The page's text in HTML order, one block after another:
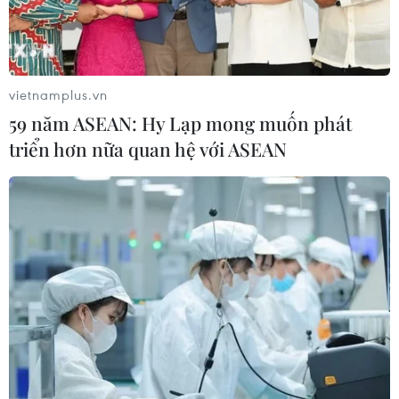
Việt Nam giành 6 huy
chương Olympic Toán học Quốc tế
12/07/2023 03:16
Việc Đội tuyển Quốc gia Việt Nam xuất sắc đứng thứ
hạng cao tại Olympic Toán học Quốc tế năm 2023 đã
tiếp tục khẳng định vị thế của giáo dục Việt Nam trên
đấu trường trí tuệ đỉnh cao.
vietnamplus.vn
59 năm ASEAN: Hy Lạp mong muốn phát
triển hơn nữa quan hệ với ASEAN